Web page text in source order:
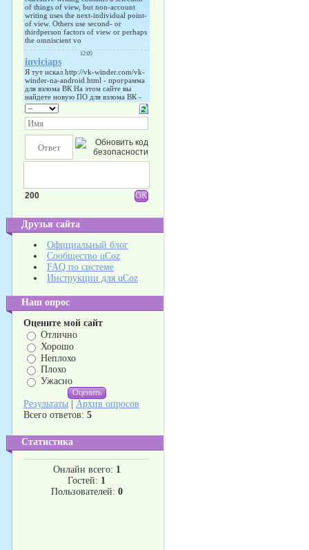
200
Друзья сайта
Официальный блог
Сообщество uCoz
FAQ по системе
Инструкции для uCoz
Наш опрос
Оцените мой сайт
Отлично
Хорошо
Неплохо
Плохо
Ужасно
Результаты
Архив опросов
Всего ответов: 5
Статистика
Онлайн всего: 1
Гостей: 1
Пользователей: 0